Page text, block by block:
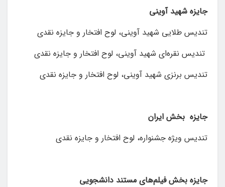
جایزه شهید آوینی
تندیس طلایی شهید آوینی، لوح افتخار و جایزه نقدی
تندیس نقره‌ای شهید آوینی، لوح افتخار و جایزه نقدی
تندیس برنزی شهید آوینی، لوح افتخار و جایزه نقدی
جایزه بخش ایران
تندیس ویژه جشنواره، لوح افتخار و جایزه نقدی
جایزه بخش فیلم‌های مستند دانشجویی